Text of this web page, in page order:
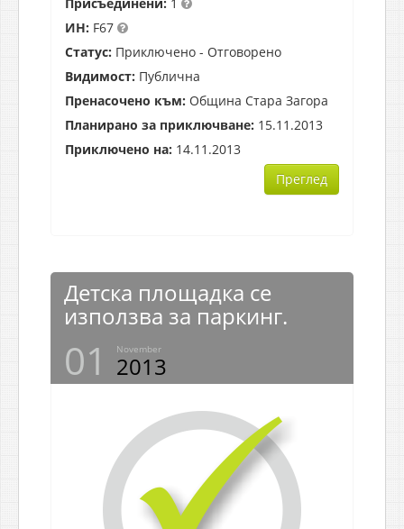
ИН: F67
Статус: Приключено - Отговорено
Видимост: Публична
Пренасочено към: Община Стара Загора
Планирано за приключване: 15.11.2013
Приключено на: 14.11.2013
Преглед
Детска площадка се
използва за паркинг.
01 November
2013